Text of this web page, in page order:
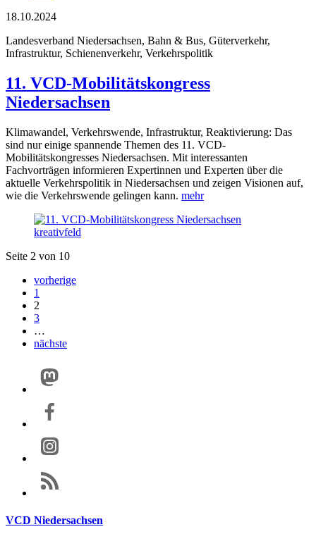
18.10.2024
Landesverband Niedersachsen, Bahn & Bus, Güterverkehr,
Infrastruktur, Schienenverkehr, Verkehrspolitik
11. VCD-Mobilitätskongress
Niedersachsen
Klimawandel, Verkehrswende, Infrastruktur, Reaktivierung: Das
sind nur einige spannende Themen des 11. VCD-
Mobilitätskongresses Niedersachsen. Mit interessanten
Fachvorträgen informieren Expertinnen und Experten über die
aktuelle Verkehrspolitik in Niedersachsen und zeigen Visionen auf,
wie die Verkehrswende gelingen kann. mehr
kreativfeld
Seite 2 von 10
vorherige
1
2
3
…
nächste
VCD Niedersachsen